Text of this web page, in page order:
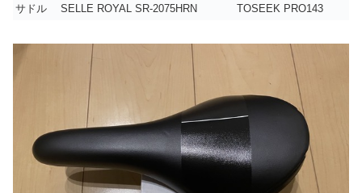
サドル
SELLE ROYAL SR-2075HRN TOSEEK PRO143